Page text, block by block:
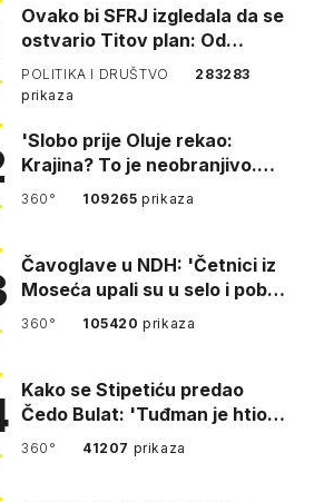
Ovako bi SFRJ izgledala da se
ostvario Titov plan: Od
Klagenfurta do Istanbula!
POLITIKA I DRUŠTVO
283283
prikaza
'Slobo prije Oluje rekao:
Krajina? To je neobranjivo.
Tuđmana zvao Krivousti'
360° 109265prikaza
Čavoglave u NDH: 'Četnici iz
Moseća upali su u selo i pobili
obitelj Perković'
360° 105420prikaza
Kako se Stipetiću predao
Čedo Bulat: 'Tuđman je htio
da se prerušim u ženu'
360° 41207 prikaza